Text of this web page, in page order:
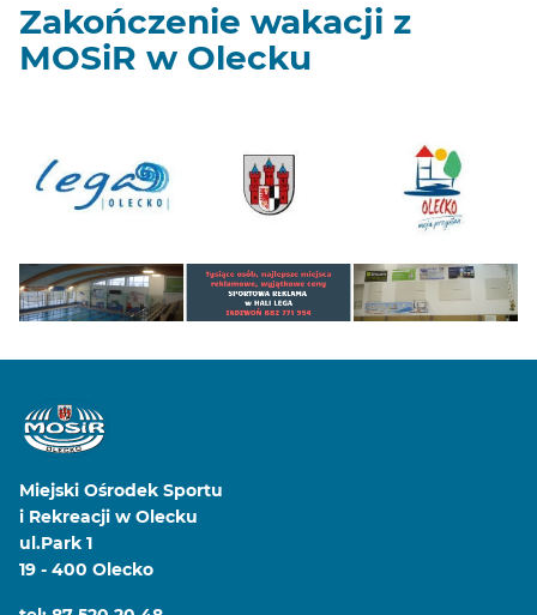
Zakończenie wakacji z
MOSiR w Olecku
Miejski Ośrodek Sportu
i Rekreacji w Olecku
ul.Park 1
19 - 400 Olecko